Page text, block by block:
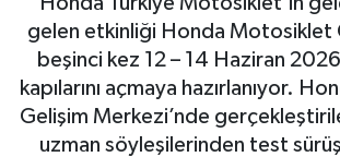
gelen etkinliği Honda Motosiklet
beşinci kez 12 – 14 Haziran
kapılarını açmaya hazırlanıyor.
Gelişim Merkezi’nde
uzman söyleşilerinden test
Otovitrin
Asayiş
Magazin
Haber Arşivi